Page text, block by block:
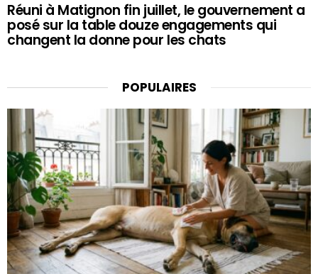
Réuni à Matignon fin juillet, le gouvernement a
posé sur la table douze engagements qui
changent la donne pour les chats
POPULAIRES